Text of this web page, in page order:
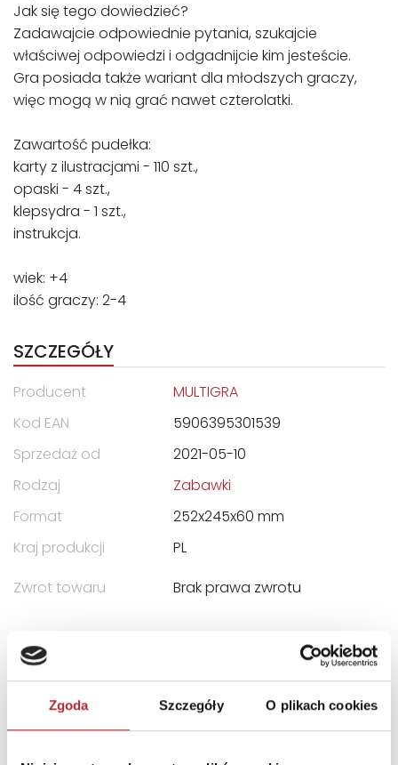
Zgoda Szczegóły O plikach cookies
Jak się tego dowiedzieć?
Zadawajcie odpowiednie pytania, szukajcie
właściwej odpowiedzi i odgadnijcie kim jesteście.
Gra posiada także wariant dla młodszych graczy,
więc mogą w nią grać nawet czterolatki.
Zawartość pudełka:
karty z ilustracjami - 110 szt.,
opaski - 4 szt.,
klepsydra - 1 szt.,
instrukcja.
wiek: +4
ilość graczy: 2-4
SZCZEGÓŁY
Producent
MULTIGRA
Kod EAN
5906395301539
Sprzedaż od
2021-05-10
Rodzaj
Zabawki
Format
252x245x60 mm
Kraj produkcji
PL
Zwrot towaru
Brak prawa zwrotu
DANE OSOBY ODPOWIEDZIALNEJ
Nazwa
MULTIGRA SPÓŁKA Z
OGRANICZONĄ
ODPOWIEDZIALNOŚCIĄ